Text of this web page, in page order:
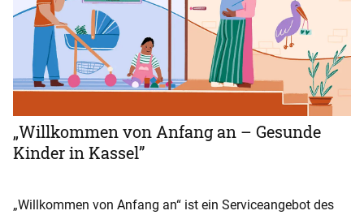
„Willkommen von Anfang an – Gesunde
Kinder in Kassel”
„Willkommen von Anfang an“ ist ein Serviceangebot des